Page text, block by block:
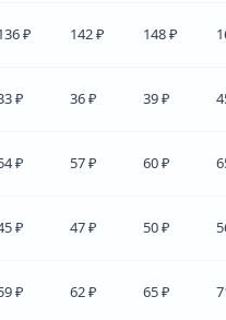
₽ 142 ₽ 148 ₽
₽ 36 ₽ 39 ₽
₽ 57 ₽ 60 ₽
₽ 47 ₽ 50 ₽
₽ 62 ₽ 65 ₽